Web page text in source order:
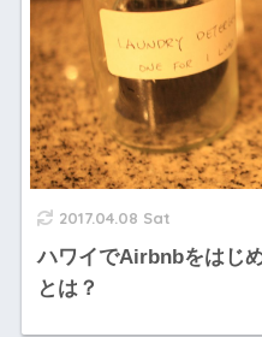
2017.04.08 Sat
ハワイでAirbnbをはじ
とは？